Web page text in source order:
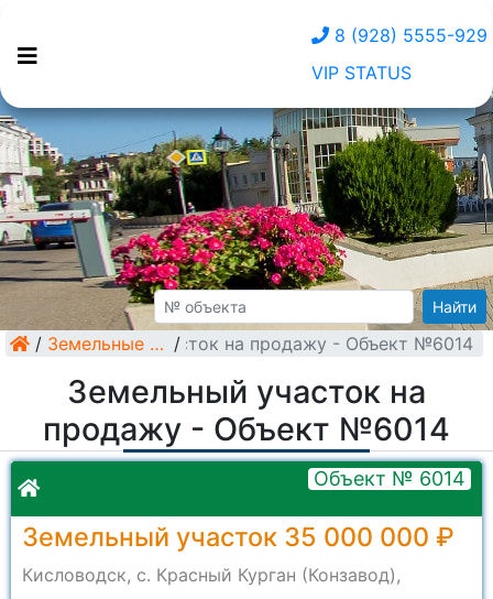
8 (928) 5555-929
VIP STATUS
Найти
/ Земельные участки /
Земельный участок на продажу - Объект №6014
Земельный участок на
продажу - Объект №6014
Объект № 6014
Земельный участок 35 000 000 ₽
Кисловодск, с. Красный Курган (Конзавод),